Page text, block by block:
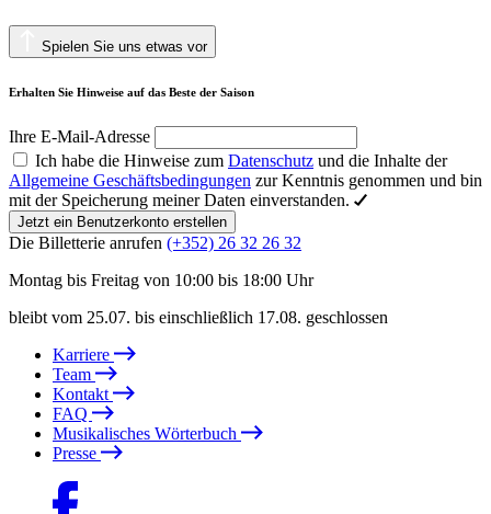
Spielen Sie uns etwas vor
Erhalten Sie Hinweise auf das Beste der Saison
Ihre E-Mail-Adresse
Ich habe die Hinweise zum Datenschutz und die Inhalte der
Allgemeine Geschäftsbedingungen zur Kenntnis genommen und bin
mit der Speicherung meiner Daten einverstanden.
Jetzt ein Benutzerkonto erstellen
Die Billetterie anrufen (+352) 26 32 26 32
Montag bis Freitag von 10:00 bis 18:00 Uhr
bleibt vom 25.07. bis einschließlich 17.08. geschlossen
Karriere
Team
Kontakt
FAQ
Musikalisches Wörterbuch
Presse